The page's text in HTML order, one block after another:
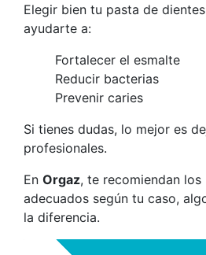
Elegir bien tu pasta de
ayudarte a:
Fortalecer el esmalte
Reducir bacterias
Prevenir caries
Si tienes dudas, lo mejor es
profesionales.
En Orgaz, te recomiendan
adecuados según tu caso,
la diferencia.